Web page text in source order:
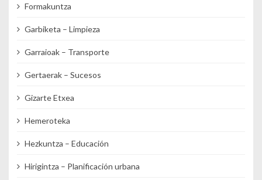
Formakuntza
Garbiketa – Limpieza
Garraioak – Transporte
Gertaerak – Sucesos
Gizarte Etxea
Hemeroteka
Hezkuntza – Educación
Hirigintza – Planificación urbana